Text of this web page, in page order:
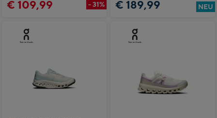
€ 109,99 - 31% € 189,99 NEU